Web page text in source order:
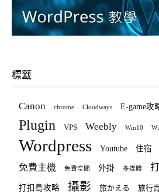
標籤
Canon chrome Cloudways E-game攻
Plugin VPS Weebly Win10
Wordpress Youtube 住宿
免費主機 免費空間 外掛 多媒體
打扣島攻略 攝影 旅かえる 旅行